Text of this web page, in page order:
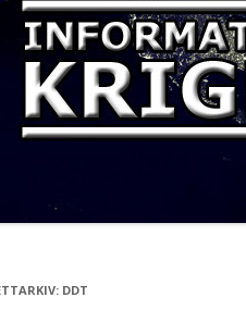
DDT